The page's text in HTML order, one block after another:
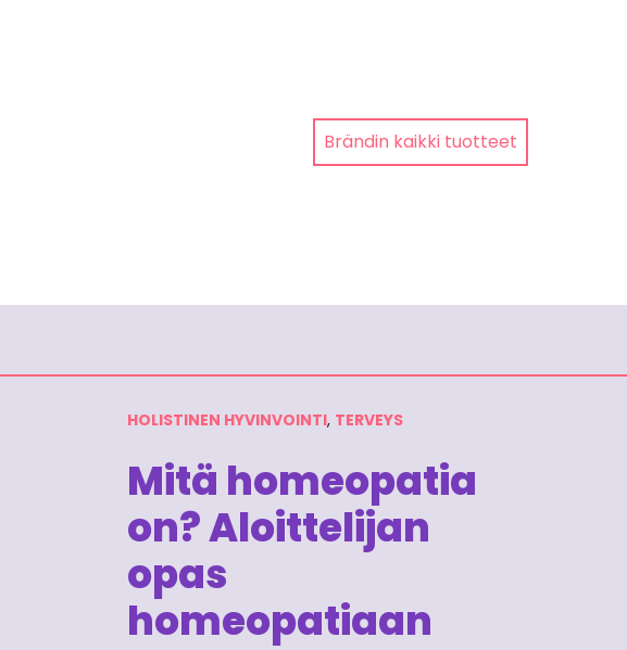
Brändin kaikki tuotteet
HOLISTINEN HYVINVOINTI, TERVEYS
Mitä homeopatia
on? Aloittelijan
opas
homeopatiaan